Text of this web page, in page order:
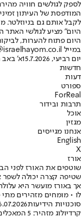
לספק לגולשים חוויה
המודפסת של העיתון
לקבל אותם גם בניוזלטר.
היום" מציע לגולשי האתר
היום פתוח להערות,
במייל hayom@israelhayom.co.il.
יום רביעי, 15.7.2026
א' באב
חדשות
דעות
ספורט
ForReal
תרבות ובידור
אוכל
מגזין
אנחנו מגייסים
English
X
אורז
שוטפים את האורז לפני
שטיפה קצרה יכולה לשפר
אך באורז מועשר היא
לו • מומחים מזהירים
סוכנויות הידיעות
קרדיולוג מזהיר: 5 המאכלים ה"בריאים" שמזיקים ללב שלכם